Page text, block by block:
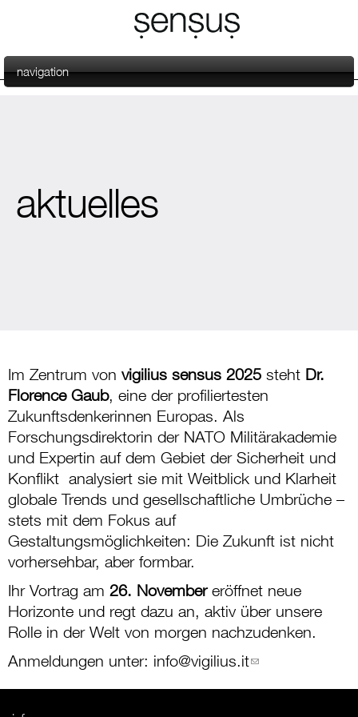
navigation
aktuelles
Im Zentrum von vigilius sensus 2025 steht Dr.
Florence Gaub, eine der profiliertesten
Zukunftsdenkerinnen Europas. Als
Forschungsdirektorin der NATO Militärakademie
und Expertin auf dem Gebiet der Sicherheit und
Konflikt analysiert sie mit Weitblick und Klarheit
globale Trends und gesellschaftliche Umbrüche –
stets mit dem Fokus auf
Gestaltungsmöglichkeiten: Die Zukunft ist nicht
vorhersehbar, aber formbar.
Ihr Vortrag am 26. Novembereröffnet neue
Horizonte und regt dazu an, aktiv über unsere
Rolle in der Welt von morgen nachzudenken.
Anmeldungen unter: info@vigilius.it(link sends e-